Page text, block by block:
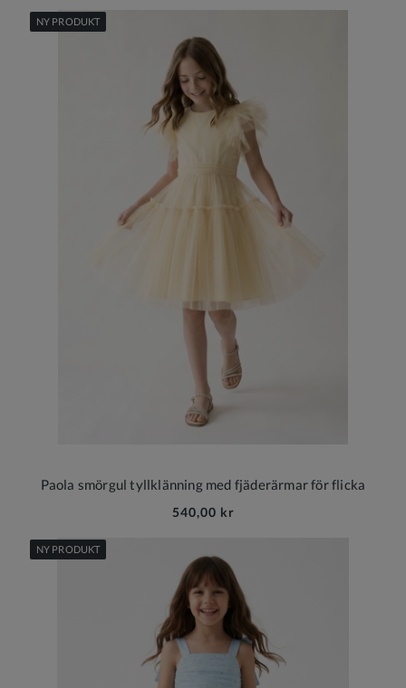
Paola smörgul tyllklänning med fjäderärmar för flicka
540,00 kr
NY PRODUKT
NY PRODUKT